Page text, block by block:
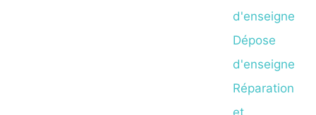
d'enseigne
Dépose
d'enseigne
Réparation
et